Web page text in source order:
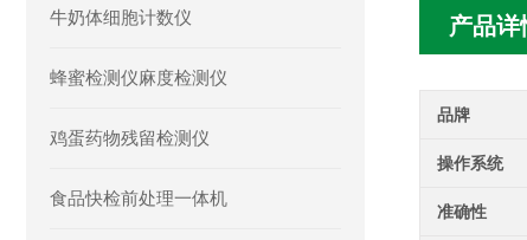
产品详
品牌
操作系统
准确性
牛奶体细胞计数仪
蜂蜜检测仪麻度检测仪
鸡蛋药物残留检测仪
食品快检前处理一体机